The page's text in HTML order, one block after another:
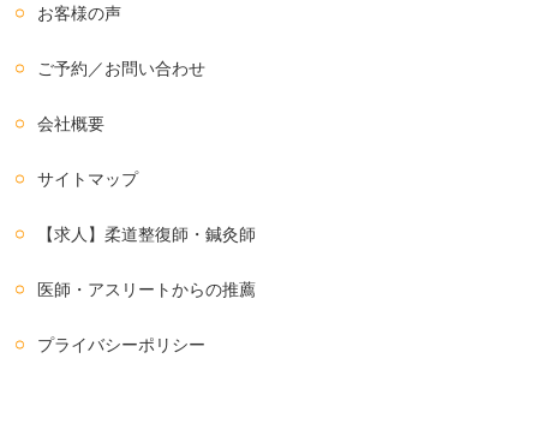
お客様の声
ご予約／お問い合わせ
会社概要
サイトマップ
【求人】柔道整復師・鍼灸師
医師・アスリートからの推薦
プライバシーポリシー